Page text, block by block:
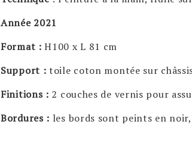
Année 2021
Format : H100 x L 81 cm
Support : toile coton montée sur
Finitions : 2 couches de vernis pour
Bordures : les bords sont peints en